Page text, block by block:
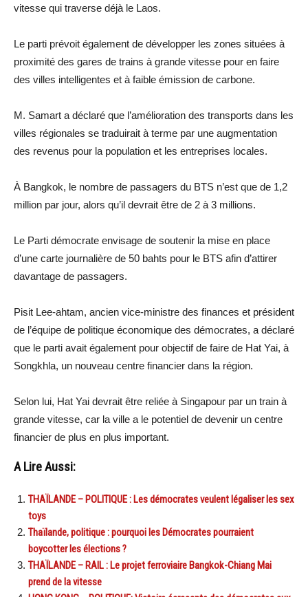
vitesse qui traverse déjà le Laos.
Le parti prévoit également de développer les zones situées à
proximité des gares de trains à grande vitesse pour en faire
des villes intelligentes et à faible émission de carbone.
M. Samart a déclaré que l’amélioration des transports dans les
villes régionales se traduirait à terme par une augmentation
des revenus pour la population et les entreprises locales.
À Bangkok, le nombre de passagers du BTS n’est que de 1,2
million par jour, alors qu’il devrait être de 2 à 3 millions.
Le Parti démocrate envisage de soutenir la mise en place
d’une carte journalière de 50 bahts pour le BTS afin d’attirer
davantage de passagers.
Pisit Lee-ahtam, ancien vice-ministre des finances et président
de l’équipe de politique économique des démocrates, a déclaré
que le parti avait également pour objectif de faire de Hat Yai, à
Songkhla, un nouveau centre financier dans la région.
Selon lui, Hat Yai devrait être reliée à Singapour par un train à
grande vitesse, car la ville a le potentiel de devenir un centre
financier de plus en plus important.
A Lire Aussi:
THAÏLANDE – POLITIQUE : Les démocrates veulent légaliser les sex
toys
Thaïlande, politique : pourquoi les Démocrates pourraient
boycotter les élections ?
THAÏLANDE – RAIL : Le projet ferroviaire Bangkok-Chiang Mai
prend de la vitesse